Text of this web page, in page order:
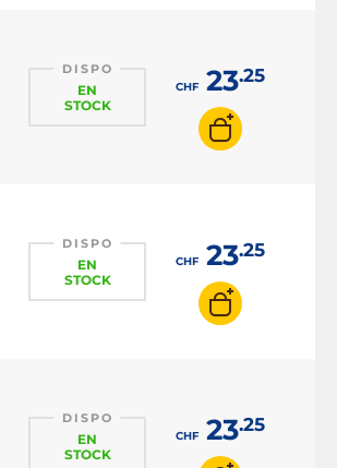
DISPO
EN
STOCK
CHF23.25
DISPO
EN
STOCK
CHF23.25
DISPO
EN
STOCK
CHF23.25